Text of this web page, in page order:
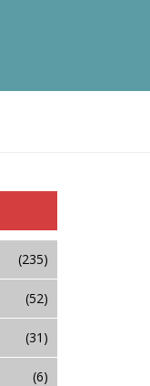
(235)
(52)
(31)
(6)